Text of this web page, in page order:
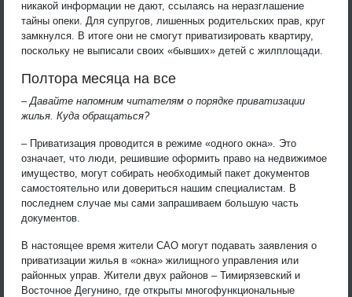
никакой информации не дают, ссылаясь на неразглашение
тайны опеки. Для супругов, лишенных родительских прав, круг
замкнулся. В итоге они не смогут приватизировать квартиру,
поскольку не выписали своих «бывших» детей с жилплощади.
Полтора месяца на все
– Давайте напомним читателям о порядке приватизации
жилья. Куда обращаться?
– Приватизация проводится в режиме «одного окна». Это
означает, что люди, решившие оформить право на недвижимое
имущество, могут собирать необходимый пакет документов
самостоятельно или довериться нашим специалистам. В
последнем случае мы сами запрашиваем большую часть
документов.
В настоящее время жители САО могут подавать заявления о
приватизации жилья в «окна» жилищного управления или
районных управ. Жители двух районов – Тимирязевский и
Восточное Дегунино, где открыты многофункциональные